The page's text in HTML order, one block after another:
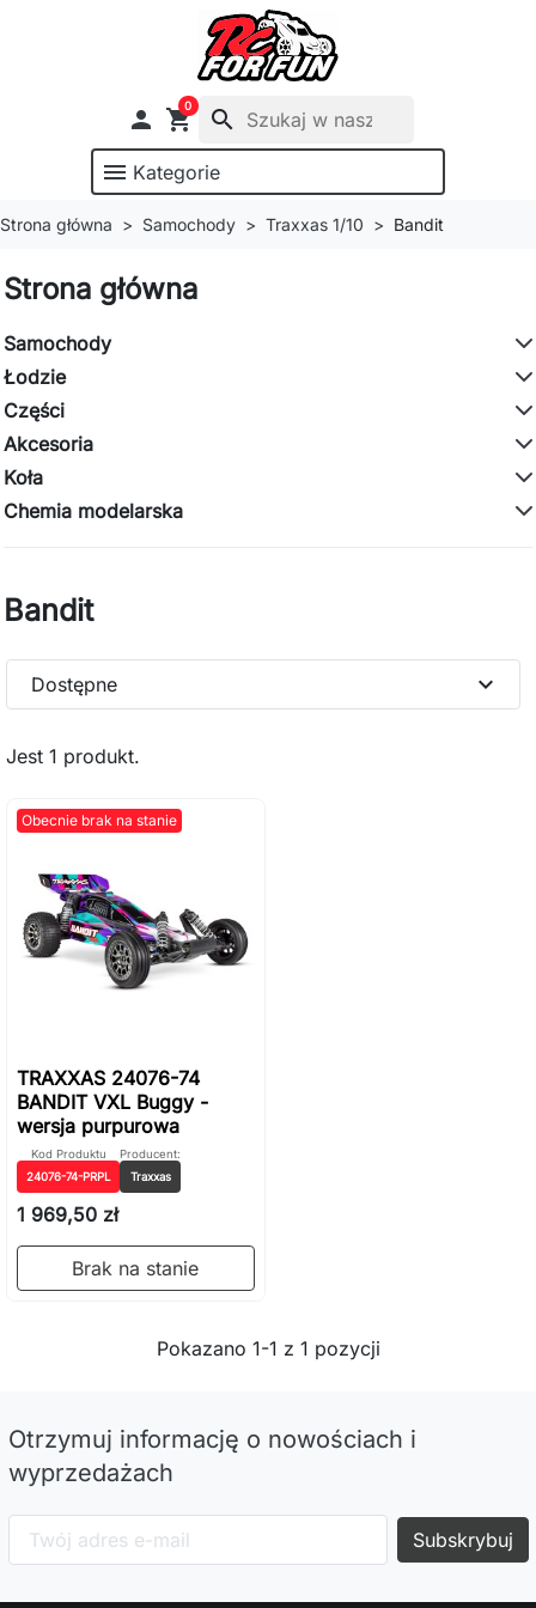
 shopping_cart
0
search
menu Kategorie
Strona główna Samochody Traxxas 1/10 Bandit
Strona główna
Samochody
Łodzie
Części
Akcesoria
Koła
Chemia modelarska
Bandit
Jest 1 produkt.
Dostępne expand_more
Obecnie brak na stanie
TRAXXAS 24076-74
BANDIT VXL Buggy -
wersja purpurowa
Kod Produktu
24076-74-PRPL
Producent:
Traxxas
1 969,50 zł
Brak na stanie
Pokazano 1-1 z 1 pozycji
Otrzymuj informację o nowościach i
wyprzedażach